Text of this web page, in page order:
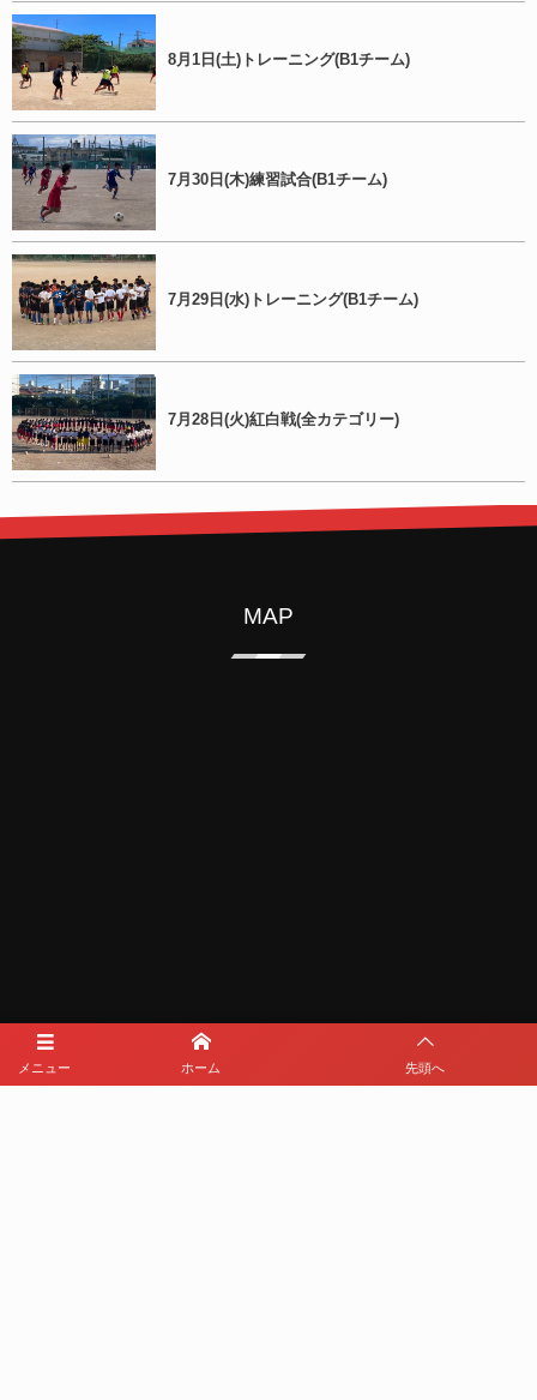
8月1日(土)トレーニング(B1チーム)
7月30日(木)練習試合(B1チーム)
7月29日(水)トレーニング(B1チーム)
7月28日(火)紅白戦(全カテゴリー)
メニュー ホーム 先頭へ
MAP